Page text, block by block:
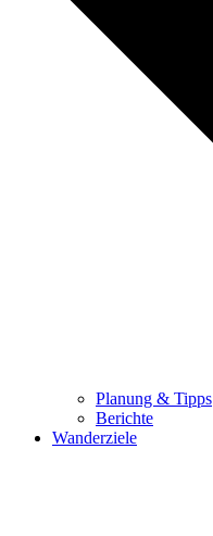
Planung & Tipps
Berichte
Wanderziele